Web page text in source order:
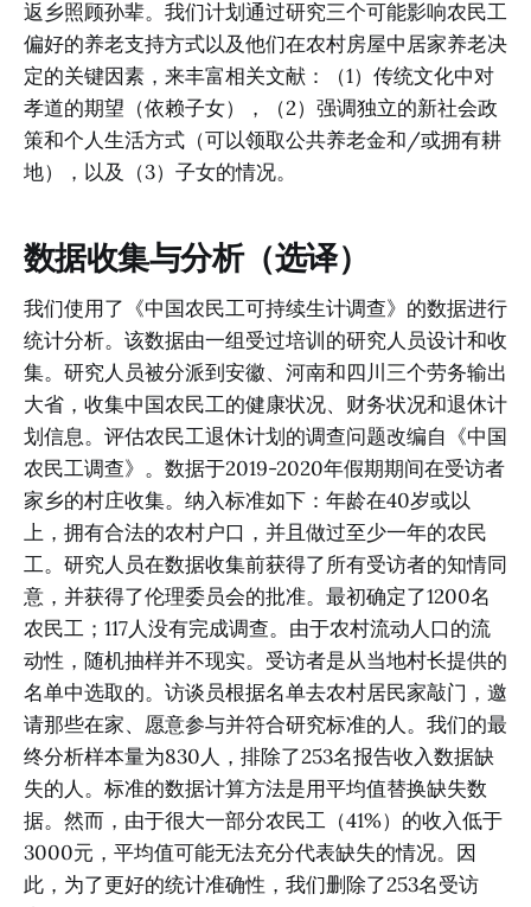
返乡照顾孙辈。我们计划通过研究三个可能影响农民工
偏好的养老支持方式以及他们在农村房屋中居家养老决
定的关键因素，来丰富相关文献：（1）传统文化中对
孝道的期望（依赖子女），（2）强调独立的新社会政
策和个人生活方式（可以领取公共养老金和/或拥有耕
地），以及（3）子女的情况。
数据收集与分析（选译）
我们使用了《中国农民工可持续生计调查》的数据进行
统计分析。该数据由一组受过培训的研究人员设计和收
集。研究人员被分派到安徽、河南和四川三个劳务输出
大省，收集中国农民工的健康状况、财务状况和退休计
划信息。评估农民工退休计划的调查问题改编自《中国
农民工调查》。数据于2019-2020年假期期间在受访者
家乡的村庄收集。纳入标准如下：年龄在40岁或以
上，拥有合法的农村户口，并且做过至少一年的农民
工。研究人员在数据收集前获得了所有受访者的知情同
意，并获得了伦理委员会的批准。最初确定了1200名
农民工；117人没有完成调查。由于农村流动人口的流
动性，随机抽样并不现实。受访者是从当地村长提供的
名单中选取的。访谈员根据名单去农村居民家敲门，邀
请那些在家、愿意参与并符合研究标准的人。我们的最
终分析样本量为830人，排除了253名报告收入数据缺
失的人。标准的数据计算方法是用平均值替换缺失数
据。然而，由于很大一部分农民工（41%）的收入低于
3000元，平均值可能无法充分代表缺失的情况。因
此，为了更好的统计准确性，我们删除了253名受访